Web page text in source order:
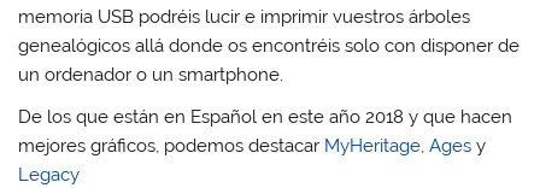
memoria USB podréis lucir e imprimir vuestros árboles
genealógicos allá donde os encontréis solo con disponer de
un ordenador o un smartphone.
De los que están en Español en este año 2018 y que hacen
mejores gráficos, podemos destacar MyHeritage,Ages y
Legacy